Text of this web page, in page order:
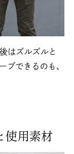
はズルズルと
プできるのも、
使用素材